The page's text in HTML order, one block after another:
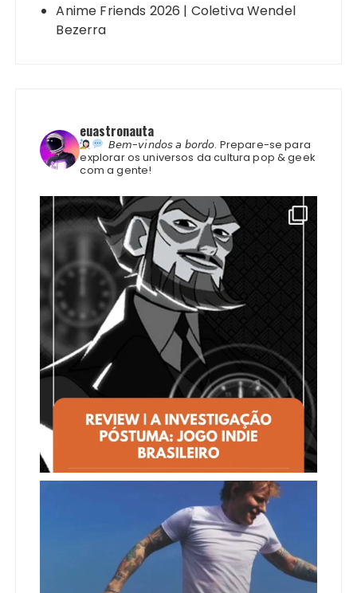
Anime Friends 2026 | Coletiva Wendel
Bezerra
euastronauta
𝘉𝘦𝘮-𝘷𝘪𝘯𝘥𝘰𝘴 𝘢 𝘣𝘰𝘳𝘥𝘰. Prepare-se para
explorar os universos da cultura pop & geek
com a gente!